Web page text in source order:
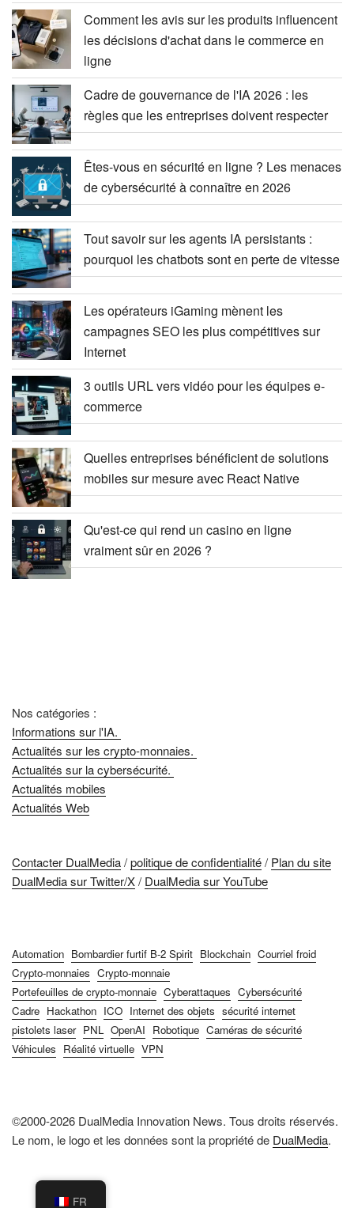
Comment les avis sur les produits influencent
les décisions d'achat dans le commerce en
ligne
Cadre de gouvernance de l'IA 2026 : les
règles que les entreprises doivent respecter
Êtes-vous en sécurité en ligne ? Les menaces
de cybersécurité à connaître en 2026
Tout savoir sur les agents IA persistants :
pourquoi les chatbots sont en perte de vitesse
Les opérateurs iGaming mènent les
campagnes SEO les plus compétitives sur
Internet
3 outils URL vers vidéo pour les équipes e-
commerce
Quelles entreprises bénéficient de solutions
mobiles sur mesure avec React Native
Qu'est-ce qui rend un casino en ligne
vraiment sûr en 2026 ?
Nos catégories :
Informations sur l'IA.
Actualités sur les crypto-monnaies.
Actualités sur la cybersécurité.
Actualités mobiles
Actualités Web
Contacter DualMedia/politique de confidentialité/ Plan du site
DualMedia sur Twitter/X/ DualMedia sur YouTube
Automation Bombardier furtif B-2 Spirit Blockchain Courriel froid
Crypto-monnaies Crypto-monnaie
Portefeuilles de crypto-monnaie Cyberattaques Cybersécurité
Cadre Hackathon ICO Internet des objets sécurité internet
pistolets laser PNL OpenAI Robotique Caméras de sécurité
Véhicules Réalité virtuelle VPN
©2000-2026 DualMedia Innovation News. Tous droits réservés.
Le nom, le logo et les données sont la propriété de DualMedia.
FR